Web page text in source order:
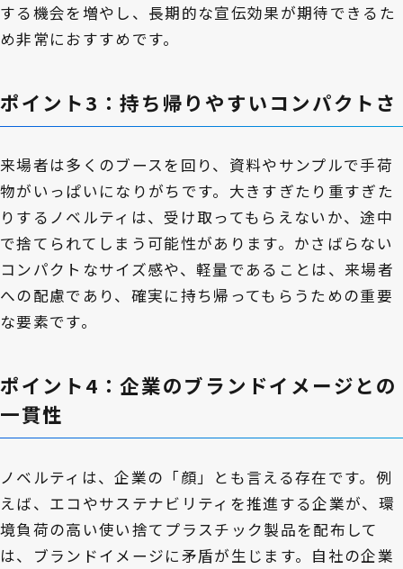
する機会を増やし、長期的な宣伝効果が期待できるた
め非常におすすめです。
ポイント3：持ち帰りやすいコンパクトさ
来場者は多くのブースを回り、資料やサンプルで手荷
物がいっぱいになりがちです。大きすぎたり重すぎた
りするノベルティは、受け取ってもらえないか、途中
で捨てられてしまう可能性があります。かさばらない
コンパクトなサイズ感や、軽量であることは、来場者
への配慮であり、確実に持ち帰ってもらうための重要
な要素です。
ポイント4：企業のブランドイメージとの
一貫性
ノベルティは、企業の「顔」とも言える存在です。例
えば、エコやサステナビリティを推進する企業が、環
境負荷の高い使い捨てプラスチック製品を配布して
は、ブランドイメージに矛盾が生じます。自社の企業